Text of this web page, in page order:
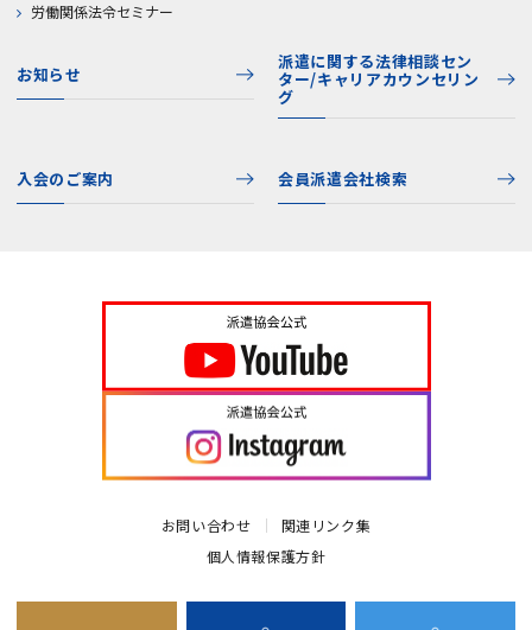
労働関係法令セミナー
お知らせ
派遣に関する法律相談セン
ター/キャリアカウンセリン
グ
入会のご案内 会員派遣会社検索
お問い合わせ
関連リンク集
個人情報保護方針